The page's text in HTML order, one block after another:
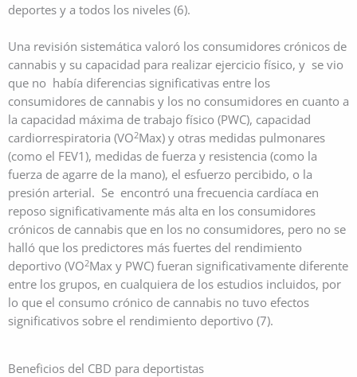
deportes y a todos los niveles (6).
Una revisión sistemática valoró los consumidores crónicos de
cannabis y su capacidad para realizar ejercicio físico, y se vio
que no había diferencias significativas entre los
consumidores de cannabis y los no consumidores en cuanto a
la capacidad máxima de trabajo físico (PWC), capacidad
cardiorrespiratoria (VO2Max) y otras medidas pulmonares
(como el FEV1), medidas de fuerza y resistencia (como la
fuerza de agarre de la mano), el esfuerzo percibido, o la
presión arterial. Se encontró una frecuencia cardíaca en
reposo significativamente más alta en los consumidores
crónicos de cannabis que en los no consumidores, pero no se
halló que los predictores más fuertes del rendimiento
deportivo (VO2Max y PWC) fueran significativamente diferente
entre los grupos, en cualquiera de los estudios incluidos, por
lo que el consumo crónico de cannabis no tuvo efectos
significativos sobre el rendimiento deportivo (7).
Beneficios del CBD para deportistas